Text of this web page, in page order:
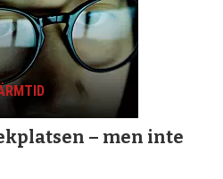
– men inte